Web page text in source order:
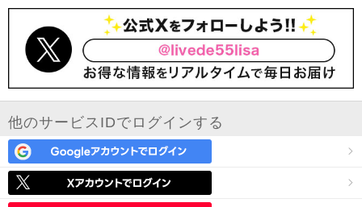
他のサービスIDでログインする